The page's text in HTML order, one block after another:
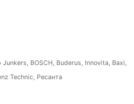
BOSCH, Buderus, Innovita, Baxi,
Technic, Ресанта